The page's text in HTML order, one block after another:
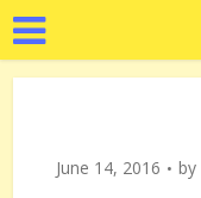
June 14, 2016 by